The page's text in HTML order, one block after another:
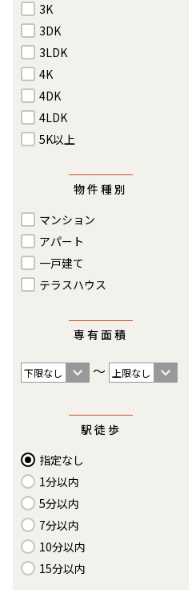
3K
3DK
3LDK
4K
4DK
4LDK
5K以上
物件種別
マンション
アパート
一戸建て
テラスハウス
専有面積
〜
駅徒歩
指定なし
1分以内
5分以内
7分以内
10分以内
15分以内